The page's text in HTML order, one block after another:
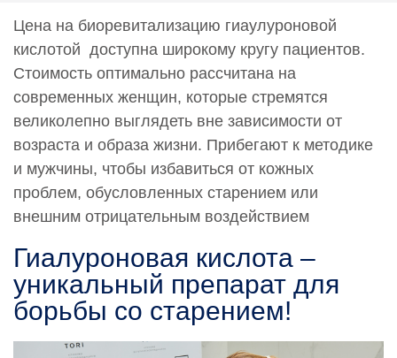
Цена на биоревитализацию гиаулуроновой
кислотой доступна широкому кругу пациентов.
Стоимость оптимально рассчитана на
современных женщин, которые стремятся
великолепно выглядеть вне зависимости от
возраста и образа жизни. Прибегают к методике
и мужчины, чтобы избавиться от кожных
проблем, обусловленных старением или
внешним отрицательным воздействием
Гиалуроновая кислота –
уникальный препарат для
борьбы со старением!